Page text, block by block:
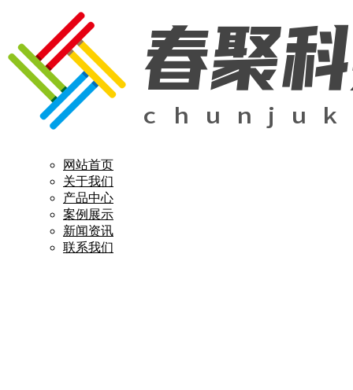
网站首页
关于我们
产品中心
案例展示
新闻资讯
联系我们